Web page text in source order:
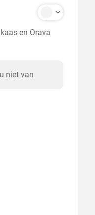
en Orava
niet van